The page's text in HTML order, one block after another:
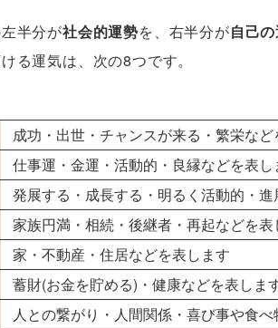
半分が社会的運勢を、右半分が自己
る運気は、次の8つです。
成功・出世・チャンスが来る・繁栄な
仕事運・金運・活動的・良縁などを表し
発展する・成長する・明るく活動的・
家族円満・相続・後継者・再起などを表
家・不動産・住居などを表します
蓄財(お金を貯める)・健康などを表しま
人との繋がり・人間関係・喜び事や食べ